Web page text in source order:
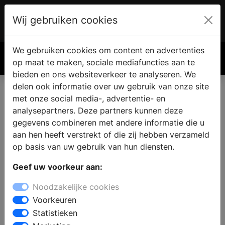
€ 0.00
Wij gebruiken cookies
We gebruiken cookies om content en advertenties
op maat te maken, sociale mediafuncties aan te
bieden en ons websiteverkeer te analyseren. We
delen ook informatie over uw gebruik van onze site
met onze social media-, advertentie- en
analysepartners. Deze partners kunnen deze
gegevens combineren met andere informatie die u
aan hen heeft verstrekt of die zij hebben verzameld
op basis van uw gebruik van hun diensten.
Geef uw voorkeur aan:
Noodzakelijke cookies
Voorkeuren
Statistieken